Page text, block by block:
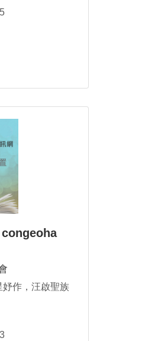
妤作，汪啟聖族